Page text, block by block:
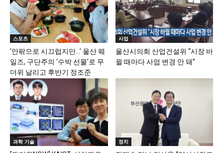
스포츠
‘안팎으로 시끄럽지만…’ 울산 웨
일즈, 구단주의 ‘수박 선물’로 무
더위 날리고 후반기 정조준
사업
울산시의회 산업건설위 “시장 바
뀔 때마다 사업 변경 안 돼”
과학 기술 정치